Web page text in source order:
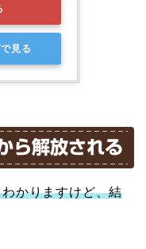
見る
ら解放される
かりますけど、結